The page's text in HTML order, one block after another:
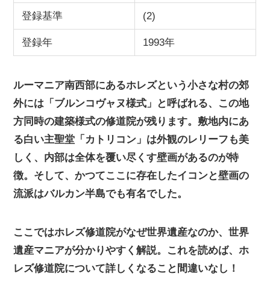
登録基準 (2)
登録年 1993年
ルーマニア南西部にあるホレズという小さな村の郊
外には「ブルンコヴャヌ様式」と呼ばれる、この地
方同時の建築様式の修道院が残ります。敷地内にあ
る白い主聖堂「カトリコン」は外観のレリーフも美
しく、内部は全体を覆い尽くす壁画があるのが特
徴。そして、かつてここに存在したイコンと壁画の
流派はバルカン半島でも有名でした。
ここではホレズ修道院がなぜ世界遺産なのか、世界
遺産マニアが分かりやすく解説。これを読めば、ホ
レズ修道院について詳しくなること間違いなし！